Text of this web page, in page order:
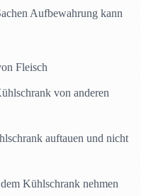
Aufbewahrung kann
Fleisch
von anderen
auftauen und nicht
Kühlschrank nehmen